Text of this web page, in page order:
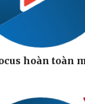
hoàn toàn